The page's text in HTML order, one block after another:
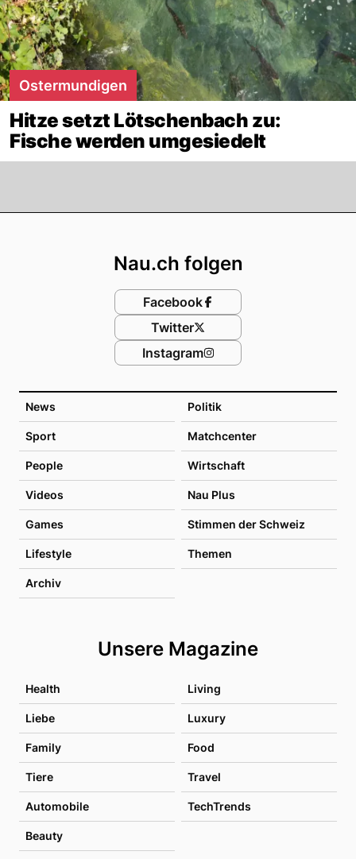
Ostermundigen
Hitze setzt Lötschenbach zu:
Fische werden umgesiedelt
News Politik
Sport Matchcenter
People Wirtschaft
Videos Nau Plus
Games Stimmen der Schweiz
Lifestyle Themen
Archiv
Unsere Magazine
Health Living
Liebe Luxury
Family Food
Tiere Travel
Automobile TechTrends
Beauty
Nau.ch folgen
Facebook
Twitter
Instagram